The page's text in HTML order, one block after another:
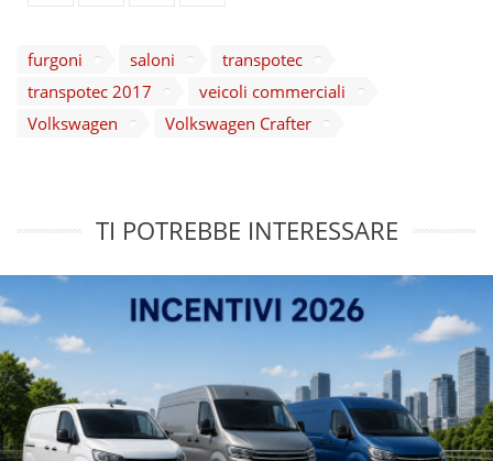
furgoni saloni
transpotec
transpotec 2017
veicoli commerciali
Volkswagen
Volkswagen Crafter
TI POTREBBE INTERESSARE